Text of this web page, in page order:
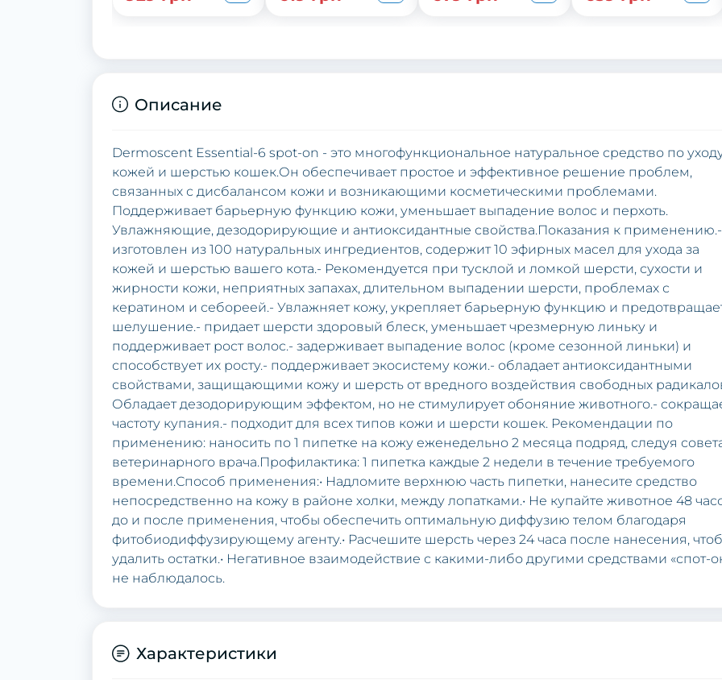
Описание
Dermoscent Essential-6 spot-on - это многофункциональное натуральное средство по
кожей и шерстью кошек.Он обеспечивает простое и эффективное решение проблем,
связанных с дисбалансом кожи и возникающими косметическими проблемами.
Поддерживает барьерную функцию кожи, уменьшает выпадение волос и перхоть.
Увлажняющие, дезодорирующие и антиоксидантные свойства.Показания к применению.-
изготовлен из 100 натуральных ингредиентов, содержит 10 эфирных масел для ухода за
кожей и шерстью вашего кота.- Рекомендуется при тусклой и ломкой шерсти, сухости и
жирности кожи, неприятных запахах, длительном выпадении шерсти, проблемах с
кератином и себореей.- Увлажняет кожу, укрепляет барьерную функцию и
шелушение.- придает шерсти здоровый блеск, уменьшает чрезмерную линьку и
поддерживает рост волос.- задерживает выпадение волос (кроме сезонной линьки) и
способствует их росту.- поддерживает экосистему кожи.- обладает антиоксидантными
свойствами, защищающими кожу и шерсть от вредного воздействия свободных
Обладает дезодорирующим эффектом, но не стимулирует обоняние животного.-
частоту купания.- подходит для всех типов кожи и шерсти кошек. Рекомендации по
применению: наносить по 1 пипетке на кожу еженедельно 2 месяца подряд, следуя
ветеринарного врача.Профилактика: 1 пипетка каждые 2 недели в течение требуемого
времени.Способ применения:• Надломите верхнюю часть пипетки, нанесите средство
непосредственно на кожу в районе холки, между лопатками.• Не купайте животное 48
до и после применения, чтобы обеспечить оптимальную диффузию телом благодаря
фитобиодиффузирующему агенту.• Расчешите шерсть через 24 часа после нанесения,
удалить остатки.• Негативное взаимодействие с какими-либо другими средствами «спот-
не наблюдалось.
Характеристики